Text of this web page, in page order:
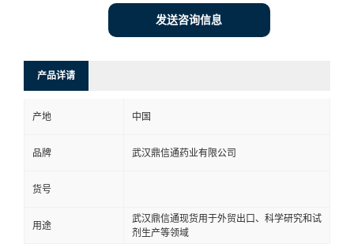
发送咨询信息
产品详请
产地 中国
品牌 武汉鼎信通药业有限公司
货号
用途
武汉鼎信通现货用于外贸出口、科学研究和试
剂生产等领域